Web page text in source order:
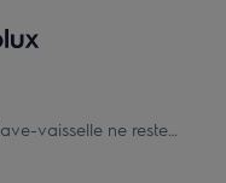
vaisselle ne reste